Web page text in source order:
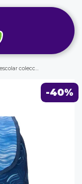
colección f
-40%